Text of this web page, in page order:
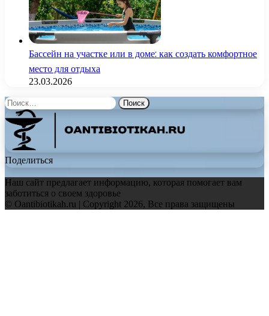
Бассейн на участке или в доме: как создать комфортное
место для отдыха
23.03.2026
Найти:
Поделиться
Наш сайт предлагает информацию, которая помогает вам
заботиться о своем здоровье
© Oantibiotikah.ru | Copyright 2026, Все права защищены